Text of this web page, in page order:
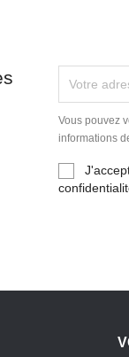
Vous pouvez
informations